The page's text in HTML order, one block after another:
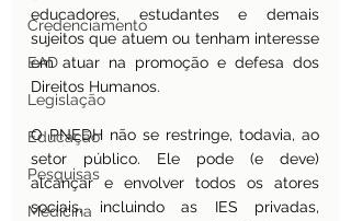
Credenciamento
EAD
Legislação
Educação
Pesquisas
Medicina
educadores, estudantes e demais
sujeitos que atuem ou tenham interesse
em atuar na promoção e defesa dos
Direitos Humanos.
O PNEDH não se restringe, todavia, ao
setor público. Ele pode (e deve)
alcançar e envolver todos os atores
sociais, incluindo as IES privadas,